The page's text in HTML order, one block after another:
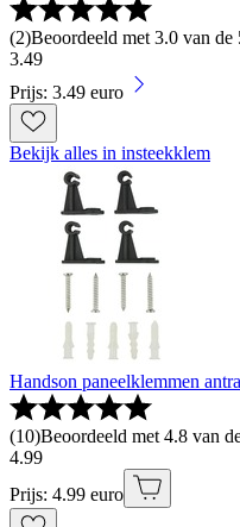
(2)Beoordeeld met 3.0 van
3.49
Prijs: 3.49 euro
Bekijk alles in insteekklem
Handson paneelklemmen
(10)Beoordeeld met 4.8 van
4.99
Prijs: 4.99 euro